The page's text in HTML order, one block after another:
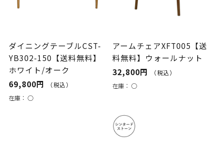
ダイニングテーブルCST-
YB302-150【送料無料】
ホワイト/オーク
69,800円
（税込）
在庫： ○
アームチェアXFT005【送
料無料】ウォールナット
32,800円
（税込）
在庫：○